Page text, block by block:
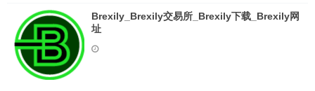
Brexily_Brexily交易所_Brexily下载_Brexily网
址